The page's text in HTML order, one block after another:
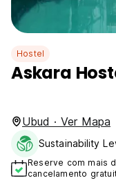
Hostel
Askara
Ubud · Ver Mapa
Sustainability
Reserve com mais
cancelamento